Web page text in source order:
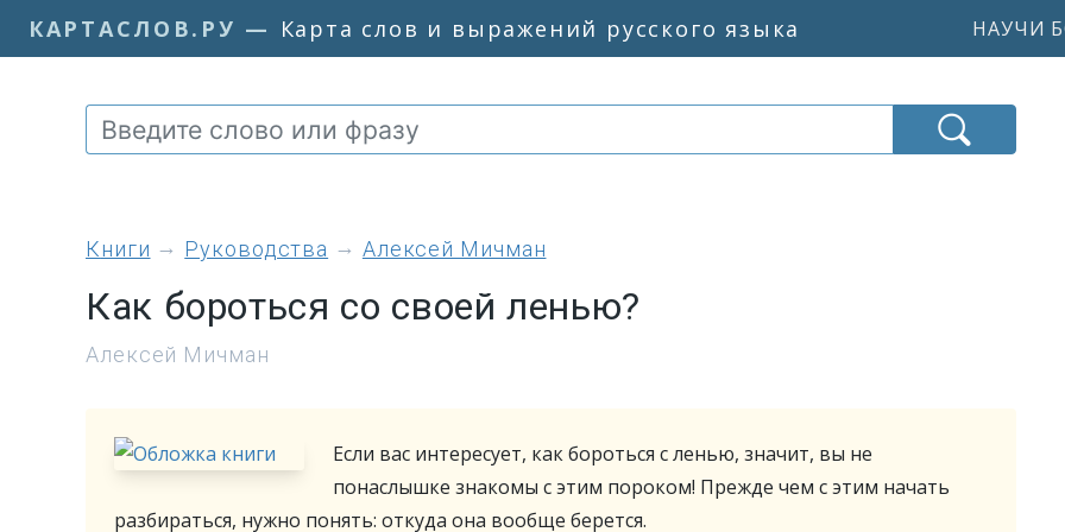
КАРТАСЛОВ.РУ — Карта слов и выражений русского языка НАУЧИ
книги Руководства Алексей Мичман
Как бороться со своей ленью?
Алексей Мичман
Если вас интересует, как бороться с ленью, значит, вы не
понаслышке знакомы с этим пороком! Прежде чем с этим начать
разбираться, нужно понять: откуда она вообще берется.